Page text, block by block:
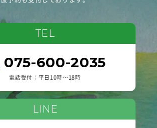
TEL
075-600-2035
電話受付：平日10時〜18時
LINE